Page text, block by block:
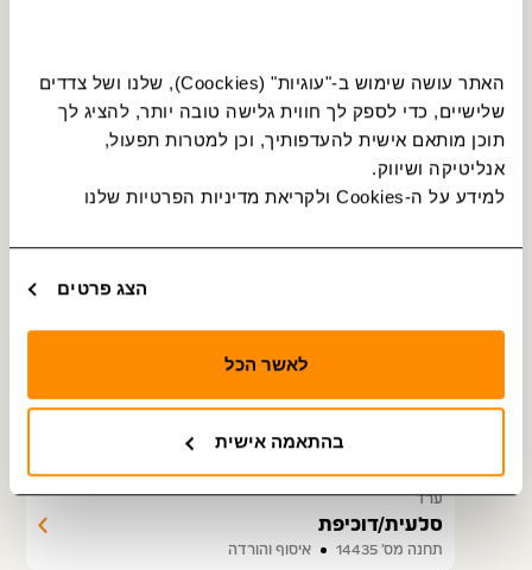
אנליטיקה ושיווק.
למידע על ה-Cookies ולקריאת מדיניות הפרטיות שלנו
הצג פרטים
לאשר הכל
בהתאמה אישית
תחנה מס׳ 14236 איסוף והורדה
22
ערד
תחנה מס׳ 16027
הקנאים/יאשיהו
איסוף והורדה
ערד
סלעית/יסעור
ערד
סלעית/דוכיפת
תחנה מס׳ 14435 איסוף והורדה